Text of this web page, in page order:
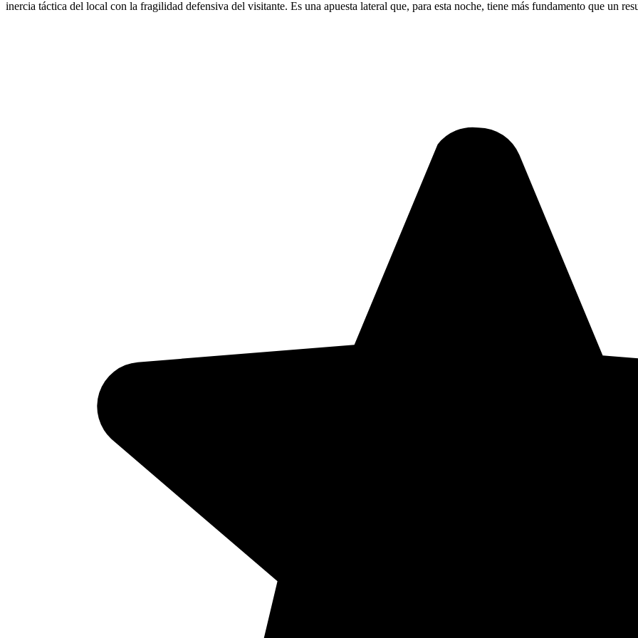
inercia táctica del local con la fragilidad defensiva del visitante. Es una apuesta lateral que, para esta noche, tiene más fundamento que un